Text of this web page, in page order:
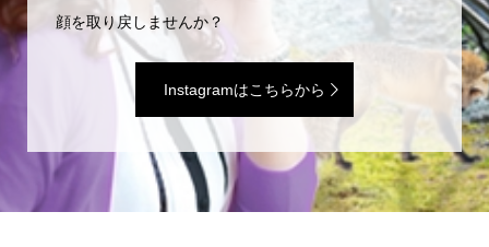
顔を取り戻しませんか？
Instagramはこちらから